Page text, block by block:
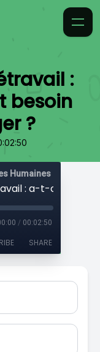
:
besoin
?
Humaines
/ 00:02:50
SHARE